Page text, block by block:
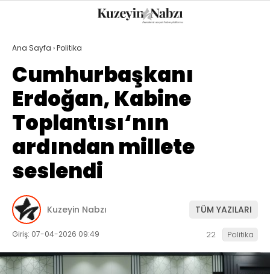
22.6
VİDEO
GÜNDEM
EKONOMI
POLITIKA
DÜNYA
SPOR
MAGAZIN
TEKNOLOJI
Ana Sayfa ›Politika
Cumhurbaşkanı
Erdoğan, Kabine
Toplantısı‘nın
ardından millete
seslendi
Kuzeyin Nabzı TÜM YAZILARI
Giriş: 07-04-2026 09:49 22 Politika